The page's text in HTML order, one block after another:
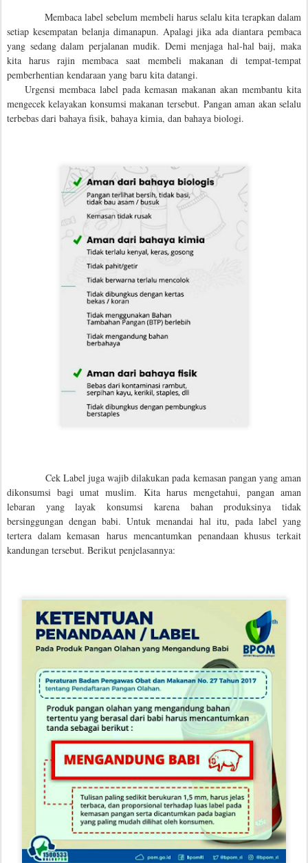
Membaca label sebelum membeli harus selalu kita terapkan dalam
setiap kesempatan belanja dimanapun. Apalagi jika ada diantara pembaca
yang sedang dalam perjalanan mudik. Demi menjaga hal-hal baij, maka
kita harus rajin membaca saat membeli makanan di tempat-tempat
pemberhentian kendaraan yang baru kita datangi.
Urgensi membaca label pada kemasan makanan akan membantu kita
mengecek kelayakan konsumsi makanan tersebut. Pangan aman akan selalu
terbebas dari bahaya fisik, bahaya kimia, dan bahaya biologi.
Cek Label juga wajib dilakukan pada kemasan pangan yang aman
dikonsumsi bagi umat muslim. Kita harus mengetahui, pangan aman
lebaran yang layak konsumsi karena bahan produksinya tidak
bersinggungan dengan babi. Untuk menandai hal itu, pada label yang
tertera dalam kemasanharus mencantumkan penandaan khusus terkait
kandungan tersebut. Berikut penjelasannya: